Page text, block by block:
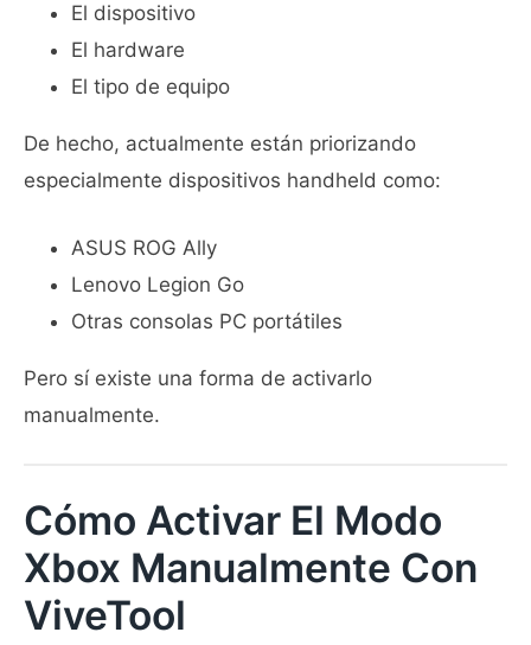
El dispositivo
El hardware
El tipo de equipo
De hecho, actualmente están priorizando
especialmente dispositivos handheld como:
ASUS ROG Ally
Lenovo Legion Go
Otras consolas PC portátiles
Pero sí existe una forma de activarlo
manualmente.
Cómo Activar El Modo
Xbox Manualmente Con
ViveTool